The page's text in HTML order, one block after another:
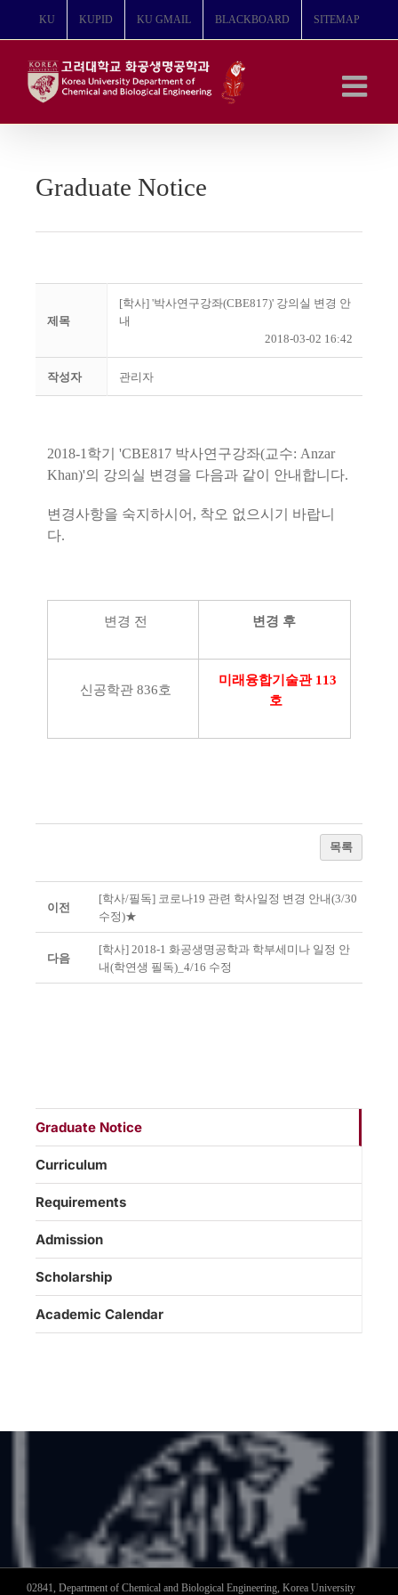
뛰
KU KUPID KU GMAIL BLACKBOARD SITEMAP
Graduate Notice
제목
[학사] '박사연구강좌(CBE817)' 강의실 변경 안
내
2018-03-02 16:42
작성자 관리자
2018-1학기 'CBE817 박사연구강좌(교수: Anzar
Khan)'의 강의실 변경을 다음과 같이 안내합니다.
변경사항을 숙지하시어, 착오 없으시기 바랍니
다.
변경 전 변경 후
신공학관 836호
미래융합기술관 113
호
목록
이전
[학사/필독] 코로나19 관련 학사일정 변경 안내(3/30
수정)★
다음
[학사] 2018-1 화공생명공학과 학부세미나 일정 안
내(학연생 필독)_4/16 수정
Graduate Notice
Curriculum
Requirements
Admission
Scholarship
Academic Calendar
02841, Department of Chemical and Biological Engineering, Korea University